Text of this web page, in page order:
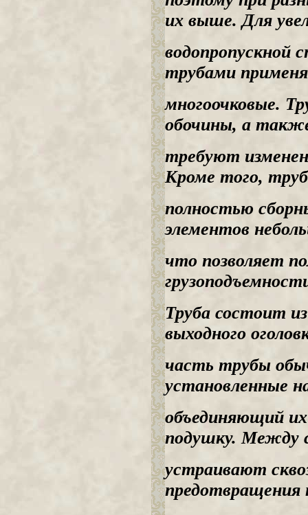
их выше. Для
водопропускной
трубами
многоочковые.
обочины, а
требуют
Кроме того,
полностью
элементов
что позволяет
Труба состоит
выходного
часть трубы
установленные
объединяющий
подушку. Между
устраивают
предотвращения